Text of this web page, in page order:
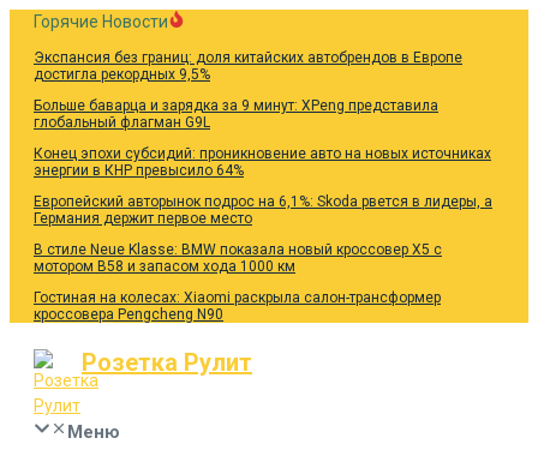
Перейти
содержанию
Горячие Новости
Экспансия без границ: доля китайских автобрендов в Европе
достигла рекордных 9,5%
Больше баварца и зарядка за 9 минут: XPeng представила
глобальный флагман G9L
Конец эпохи субсидий: проникновение авто на новых источниках
энергии в КНР превысило 64%
Европейский авторынок подрос на 6,1%: Skoda рвется в лидеры, а
Германия держит первое место
В стиле Neue Klasse: BMW показала новый кроссовер X5 с
мотором B58 и запасом хода 1000 км
Гостиная на колесах: Xiaomi раскрыла салон-трансформер
кроссовера Pengcheng N90
Розетка Рулит
Меню